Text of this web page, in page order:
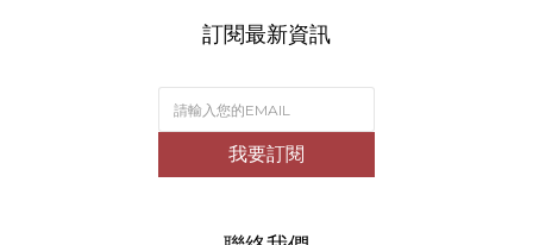
訂閱最新資訊
我要訂閱